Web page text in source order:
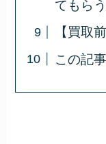
てもら
【買取
この記